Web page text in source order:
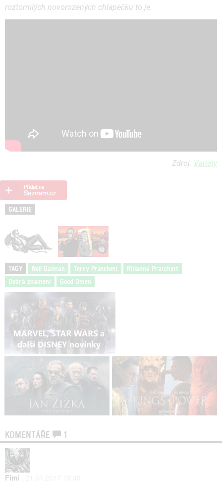
roztomilých novorozených chlapečku to je.
Zdroj: Variety
GALERIE
TAGY Neil Gaiman Terry Pratchett
Rhianna Pratchett
Dobrá znamení
Good Omen
KOMENTÁŘE 1
Fimi